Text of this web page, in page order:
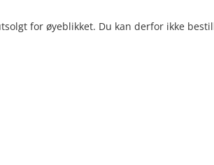
for øyeblikket. Du kan derfor ikke